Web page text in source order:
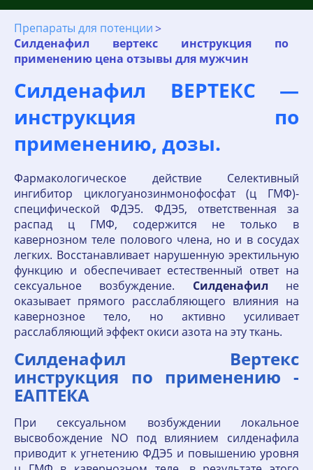
Препараты для потенции
Силденафил вертекс инструкция по
применению цена отзывы для мужчин
Силденафил ВЕРТЕКС —
инструкция по
применению, дозы.
Фармакологическое действие Селективный
ингибитор циклогуанозинмонофосфат (ц ГМФ)-
специфической ФДЭ5. ФДЭ5, ответственная за
распад ц ГМФ, содержится не только в
кавернозном теле полового члена, но и в сосудах
легких. Восстанавливает нарушенную эректильную
функцию и обеспечивает естественный ответ на
сексуальное возбуждение. Силденафил не
оказывает прямого расслабляющего влияния на
кавернозное тело, но активно усиливает
расслабляющий эффект окиси азота на эту ткань.
Силденафил Вертекс
инструкция по применению -
ЕАПТЕКА
При сексуальном возбуждении локальное
высвобождение NO под влиянием силденафила
приводит к угнетению ФДЭ5 и повышению уровня